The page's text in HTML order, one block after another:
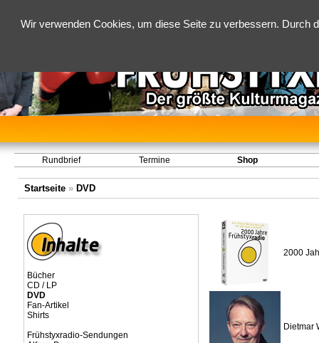
Wir verwenden Cookies, um diese Seite zu verbessern.
Rundbrief Termine Shop
Startseite» DVD
Bücher
CD / LP
DVD
Fan-Artikel
Shirts
Frühstyxradio-Sendungen
2000
Dietmar